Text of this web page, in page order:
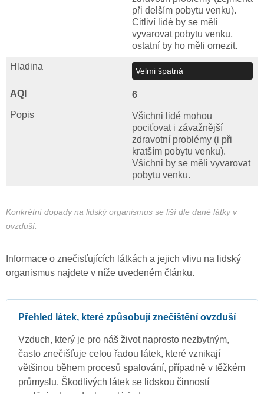
při delším pobytu venku).
Citliví lidé by se měli
vyvarovat pobytu venku,
ostatní by ho měli omezit.
Velmi špatná
6
Všichni lidé mohou
pociťovat i závažnější
zdravotní problémy (i při
kratším pobytu venku).
Všichni by se měli vyvarovat
pobytu venku.
Konkrétní dopady na lidský organismus se liší dle dané látky v
ovzduší.
Informace o znečisťujících látkách a jejich vlivu na lidský
organismus najdete v níže uvedeném článku.
Přehled látek, které způsobují znečištění ovzduší
Vzduch, který je pro náš život naprosto nezbytným,
často znečišťuje celou řadou látek, které vznikají
většinou během procesů spalování, případně v těžkém
průmyslu. Škodlivých látek se lidskou činností